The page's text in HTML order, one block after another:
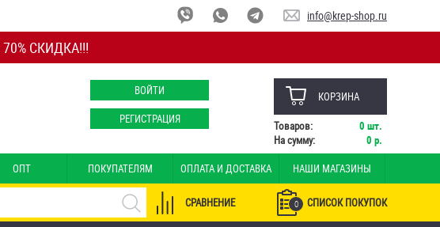
СКИДКА!!!
info@krep-shop.ru
ВОЙТИ
РЕГИСТРАЦИЯ
КОРЗИНА
Товаров: 0 шт.
На сумму:
0 р.
ОПТ ПОКУПАТЕЛЯМ ОПЛАТА И ДОСТАВКА НАШИ МАГАЗИНЫ
0 СПИСОК ПОКУПОК
СРАВНЕНИЕ